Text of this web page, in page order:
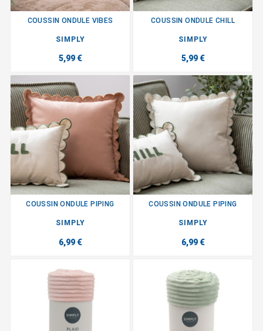
COUSSIN ONDULE VIBES
SIMPLY
5,99 €
COUSSIN ONDULE CHILL
SIMPLY
5,99 €
COUSSIN ONDULE PIPING
SIMPLY
6,99 €
COUSSIN ONDULE PIPING
SIMPLY
6,99 €